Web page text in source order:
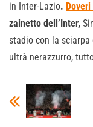
in Inter-Lazio.
zainetto dell’Inter,
stadio con la sciarpa
ultrà nerazzurro,